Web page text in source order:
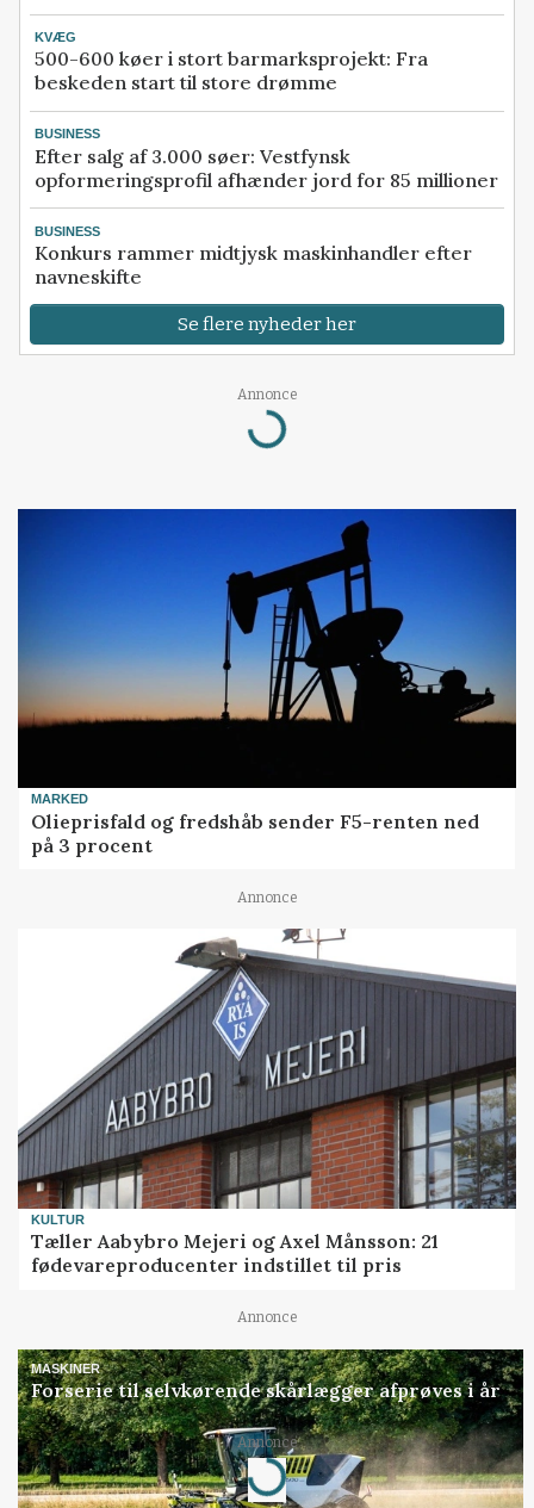
KVÆG
500-600 køer i stort barmarksprojekt: Fra
beskeden start til store drømme
BUSINESS
Efter salg af 3.000 søer: Vestfynsk
opformeringsprofil afhænder jord for 85 millioner
BUSINESS
Konkurs rammer midtjysk maskinhandler efter
navneskifte
Se flere nyheder her
Annonce
Loading...
MARKED
Olieprisfald og fredshåb sender F5-renten ned
på 3 procent
Annonce
KULTUR
Tæller Aabybro Mejeri og Axel Månsson: 21
fødevareproducenter indstillet til pris
Annonce
MASKINER
Forserie til selvkørende skårlægger afprøves i år
Annonce
Loading...